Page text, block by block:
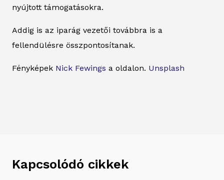
nyújtott támogatásokra.
Addig is az iparág vezetői továbbra is a
fellendülésre összpontosítanak.
Fényképek Nick Fewings a oldalon. Unsplash
Kapcsolódó cikkek